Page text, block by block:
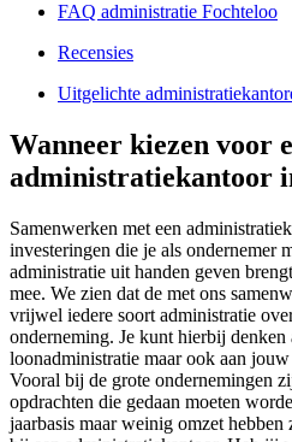
FAQ administratie Fochteloo
Recensies
Uitgelichte
Wanneer kiezen voor
administratiekantoor
Samenwerken met een
investeringen die je als ondernemer
administratie uit handen geven
mee. We zien dat de met ons
vrijwel iedere soort administratie
onderneming. Je kunt hierbij denken
loonadministratie maar ook aan
Vooral bij de grote ondernemingen
opdrachten die gedaan moeten
jaarbasis maar weinig omzet